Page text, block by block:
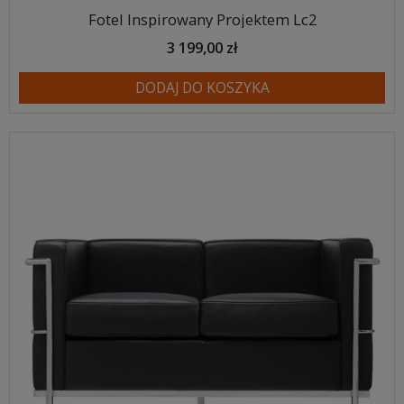
Fotel Inspirowany Projektem Lc2
3 199,00 zł
DODAJ DO KOSZYKA